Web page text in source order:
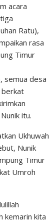
acara
Ratu),
rasa
Timur
semua desa
berkat
itu.
Ukhuwah
Nunik
Timur
Umroh
kemarin kita